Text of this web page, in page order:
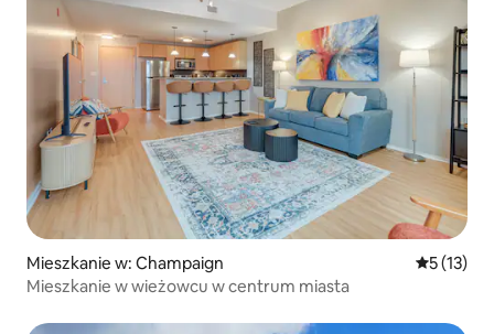
Mieszkanie w: Champaign Średnia
5 (13)
Mieszkanie w wieżowcu w centrum miasta